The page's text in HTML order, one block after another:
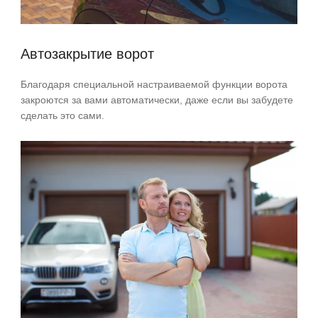
Автозакрытие ворот
Благодаря специальной настраиваемой функции ворота
закроются за вами автоматически, даже если вы забудете
сделать это сами.